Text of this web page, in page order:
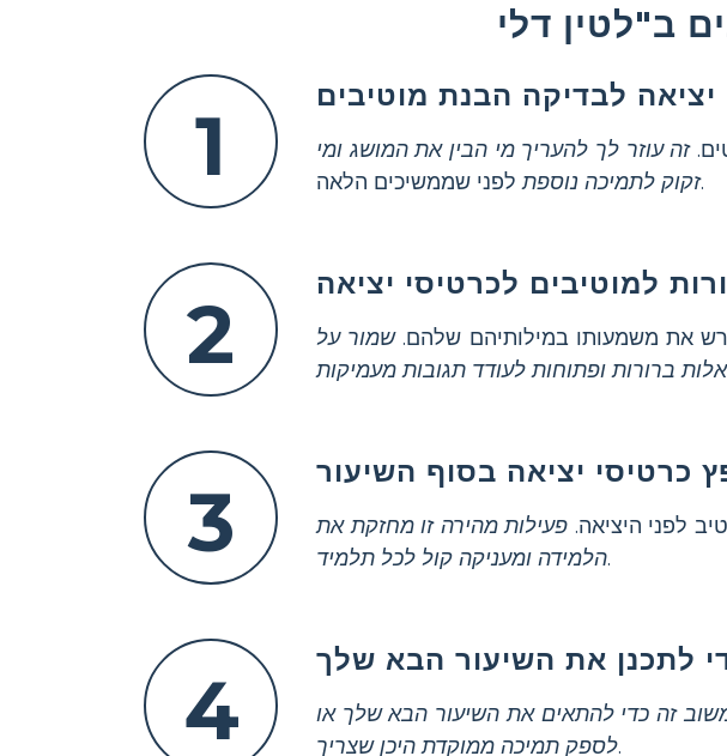
1
לבדיקה הבנת מוטיבים
זה עוזר לך להעריך מי הבין את המושג ומי
זקוק לתמיכה נוספתלפני שממשיכים הלאה.
2
למוטיבים לכרטיסי יציאה
את משמעותו במילותיהם שלהם.שמור על
ברורות ופתוחות לעודד תגובות מעמיקות
3
כרטיסי יציאה בסוף השיעור
לפני היציאה. פעילות מהירה זו מחזקת את
הלמידה ומעניקה קול לכל תלמיד.
4
לתכנן את השיעור הבא שלך
זה כדי להתאים את השיעור הבא שלך או
לספק תמיכה ממוקדת היכן שצריך.